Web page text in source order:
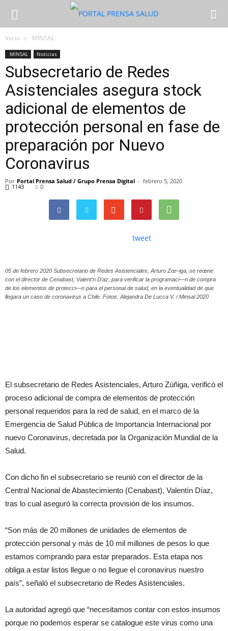
Inicio MINSAL
MINSAL Noticias
Subsecretario de Redes
Asistenciales asegura stock
adicional de elementos de
protección personal en fase de
preparación por Nuevo
Coronavirus
Por Portal Prensa Salud / Grupo Prensa Digital - febrero 5, 2020
1143 0
tweet
05 de febrero 2020 Subsecretario de Redes Asistenciales, Arturo Zœ–iga, se reœne
con el director de Cenabast, Valent’n D’az, para verificar la programaci—n de compra
de los elementos de protecci—n para el personal de salud, en la eventualidad de que
llegara un caso de coronavirus a Chile. Fotos: Alejandra De Lucca V. / Minsal 2020
El subsecretario de Redes Asistenciales, Arturo Zúñiga, verificó el
proceso adicional de compra de elementos de protección
personal requeridos para la red de salud, en el marco de la
Emergencia de Salud Pública de Importancia Internacional por
nuevo Coronavirus, decretada por la Organización Mundial de la
Salud.
Con dicho fin el subsecretario se reunió con el director de la
Central Nacional de Abastecimiento (Cenabast), Valentín Díaz,
tras lo cual aseguró la correcta provisión de los insumos.
“Son más de 20 millones de unidades de elementos de
protección personal y más de 10 mil millones de pesos lo que
estamos comprando para estar preparados. Esta etapa nos
obliga a estar listos llegue o no llegue el coronavirus nuestro
país”, señaló el subsecretario de Redes Asistenciales.
La autoridad agregó que “necesitamos contar con estos insumos
porque no podemos esperar se catalogue este virus como una